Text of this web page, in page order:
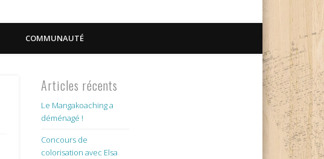
COMMUNAUTÉ
Articles récents
Le Mangakoaching a
déménagé !
Concours de
colorisation avec Elsa